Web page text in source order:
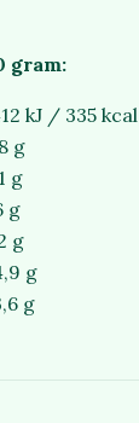
gram:
kJ / 335 kcal
g
g
g
g
g
g